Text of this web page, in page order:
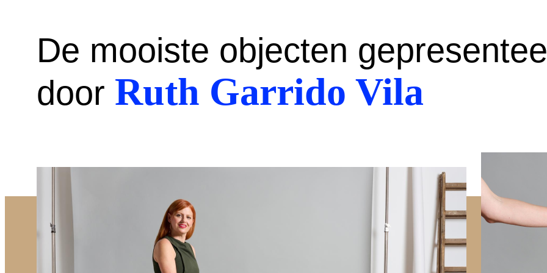
De mooiste objecten
door Ruth Garrido Vila